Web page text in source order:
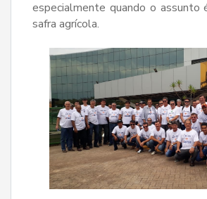
especialmente quando o assunto
safra agrícola.